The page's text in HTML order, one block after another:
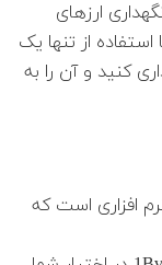
ارزهای
از تنها یک
کنید و آن را به
افزاری است که